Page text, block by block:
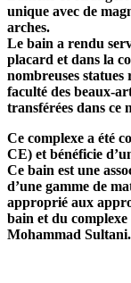
unique avec de
arches.
Le bain a rendu
placard et dans la
nombreuses statues
faculté des beaux-
transférées dans ce
Ce complexe a été
CE) et bénéficie
Ce bain est une
d’une gamme de
approprié aux
bain et du
Mohammad Sultani.